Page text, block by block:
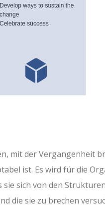
mit der Vergangenheit
ist. Es wird für die
sich von den
die sie zu brechen